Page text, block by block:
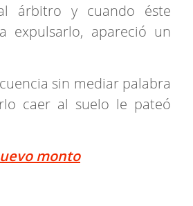
árbitro y cuando éste
expulsarlo, apareció un
sin mediar palabra
caer al suelo le pateó
monto